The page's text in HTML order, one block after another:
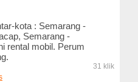
kota : Semarang -
Semarang -
rental mobil. Perum
31 klik